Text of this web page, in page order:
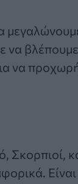
να
να
Σκορπιοί,